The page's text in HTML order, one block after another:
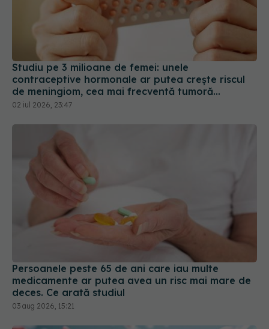
Studiu pe 3 milioane de femei: unele
contraceptive hormonale ar putea crește riscul
de meningiom, cea mai frecventă tumoră
cerebrală
02 iul 2026, 23:47
Persoanele peste 65 de ani care iau multe
medicamente ar putea avea un risc mai mare de
deces. Ce arată studiul
03 aug 2026, 15:21